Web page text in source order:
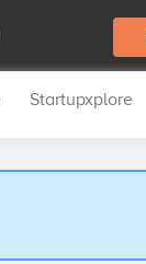
Startupxplore